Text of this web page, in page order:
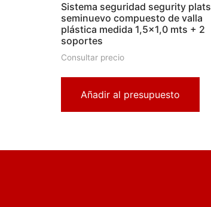
Sistema seguridad segurity plats
seminuevo compuesto de valla
plástica medida 1,5×1,0 mts + 2
soportes
Consultar precio
Añadir al presupuesto